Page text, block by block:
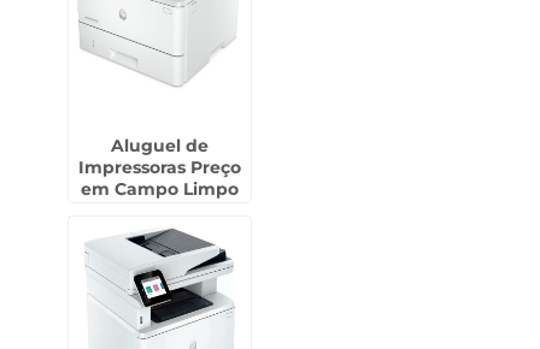
Aluguel de
Impressoras Preço
em Campo Limpo